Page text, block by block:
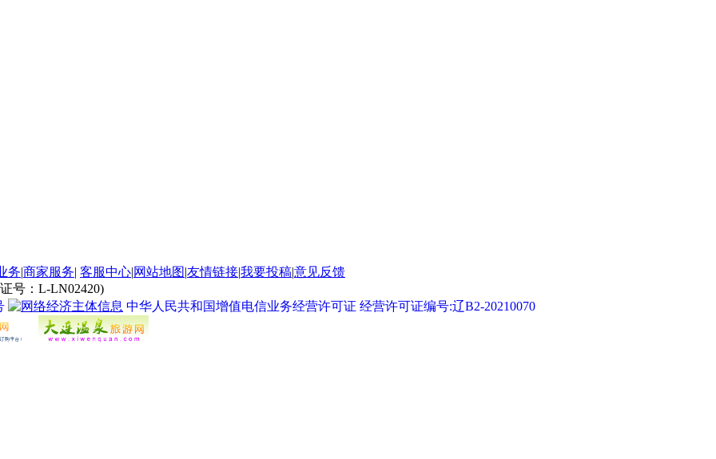
务|商家服务| 客服中心|网站地图|友情链接|我要投稿|意见反馈
号：L-LN02420)
中华人民共和国增值电信业务经营许可证 经营许可证编号:辽B2-20210070